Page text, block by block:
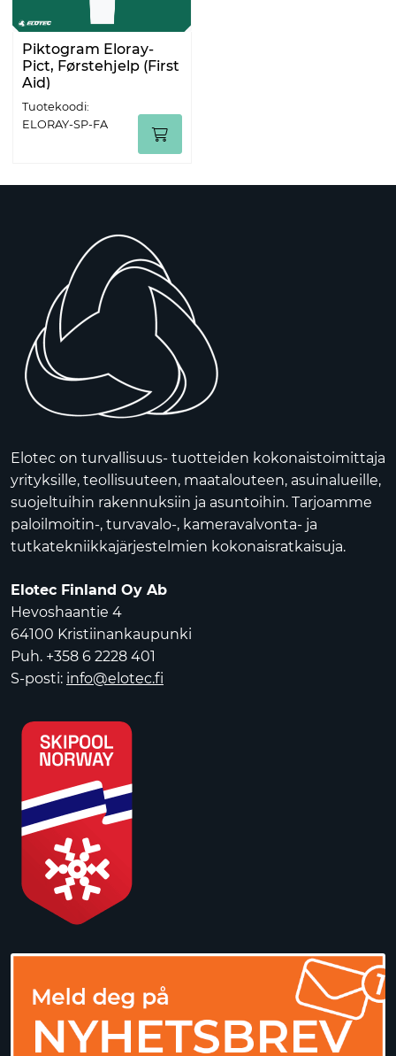
Piktogram Eloray-
Pict, Førstehjelp (First
Aid)
Tuotekoodi:
ELORAY-SP-FA
Elotec on turvallisuus- tuotteiden kokonaistoimittaja
yrityksille, teollisuuteen, maatalouteen, asuinalueille,
suojeltuihin rakennuksiin ja asuntoihin. Tarjoamme
paloilmoitin-, turvavalo-, kameravalvonta- ja
tutkatekniikkajärjestelmien kokonaisratkaisuja.
Elotec Finland Oy Ab
Hevoshaantie 4
64100 Kristiinankaupunki
Puh. +358 6 2228 401
S-posti: info@elotec.fi